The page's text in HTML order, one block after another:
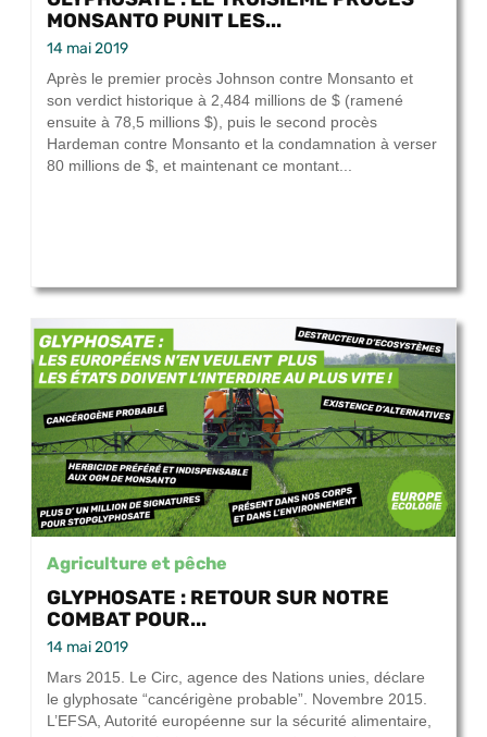
MONSANTO PUNIT LES...
14 mai 2019
Après le premier procès Johnson contre Monsanto et
son verdict historique à 2,484 millions de $ (ramené
ensuite à 78,5 millions $), puis le second procès
Hardeman contre Monsanto et la condamnation à verser
80 millions de $, et maintenant ce montant...
Agriculture et pêche
GLYPHOSATE : RETOUR SUR NOTRE
COMBAT POUR...
14 mai 2019
Mars 2015. Le Circ, agence des Nations unies, déclare
le glyphosate “cancérigène probable”. Novembre 2015.
L’EFSA, Autorité européenne sur la sécurité alimentaire,